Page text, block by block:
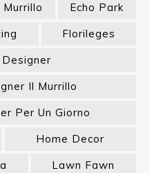
Echo Park
Florileges
Il Murrillo
Per Un Giorno
Home Decor
Lawn Fawn